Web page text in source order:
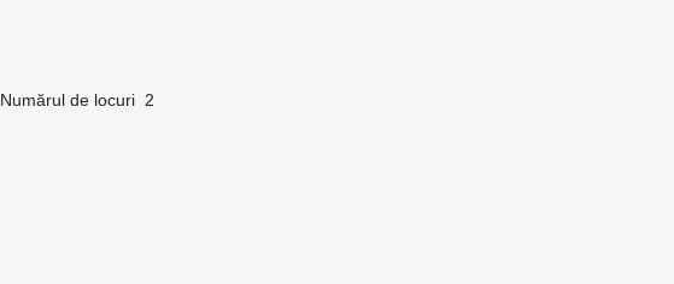
Numărul de locuri 2